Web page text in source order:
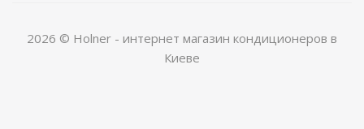
2026 © Holner - интернет магазин кондиционеров в
Киеве